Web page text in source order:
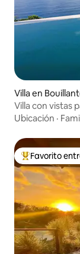
Villa en
Villa con vistas
Ubicación ·
De los
Favorito